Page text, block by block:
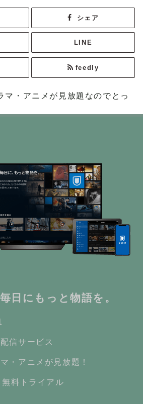
シェア
LINE
feedly
マ・アニメが見放題なのでとっ
日にもっと物語を。
信サービス
・アニメが見放題！
料トライアル